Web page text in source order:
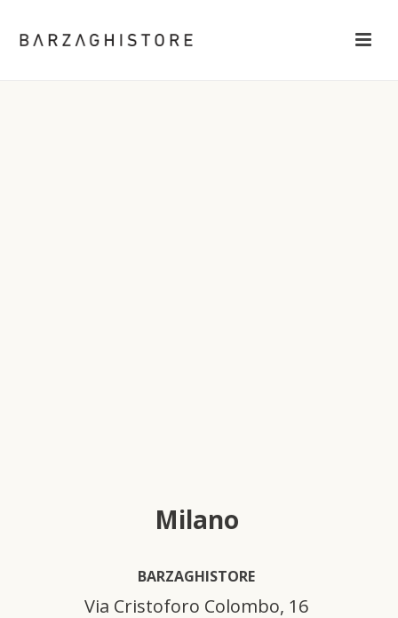
Milano
BARZAGHISTORE
Via Cristoforo Colombo, 16